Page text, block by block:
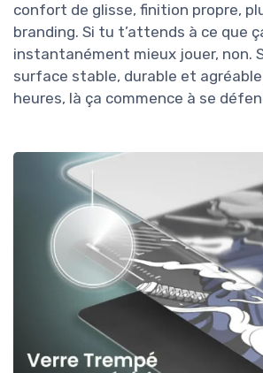
confort de glisse, finition propre,
branding. Si tu t’attends à ce que
instantanément mieux jouer, non.
surface stable, durable et
heures, là ça commence à se